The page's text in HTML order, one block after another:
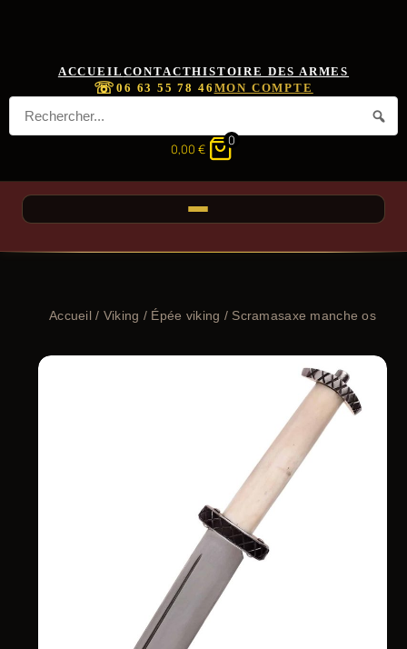
ACCUEIL CONTACTHISTOIRE DES ARMES
☏06 63 55 78 46 MON COMPTE
0,00 €
0
Accueil / Viking / Épée viking / Scramasaxe manche os